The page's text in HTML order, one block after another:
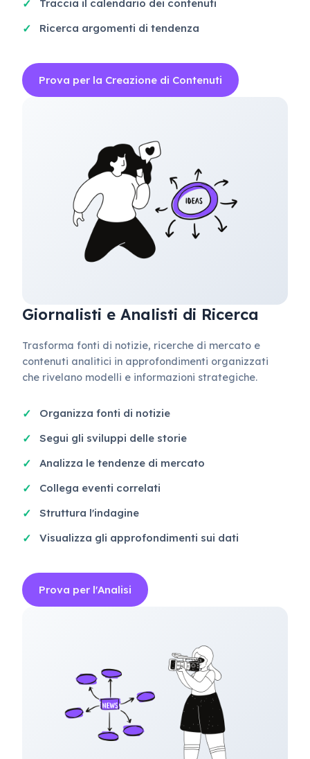
Traccia il calendario dei contenuti
Ricerca argomenti di tendenza
Prova per la Creazione di Contenuti
Giornalisti e Analisti di Ricerca
Trasforma fonti di notizie, ricerche di mercato e
contenuti analitici in approfondimenti organizzati
che rivelano modelli e informazioni strategiche.
Organizza fonti di notizie
Segui gli sviluppi delle storie
Analizza le tendenze di mercato
Collega eventi correlati
Struttura l'indagine
Visualizza gli approfondimenti sui dati
Prova per l'Analisi